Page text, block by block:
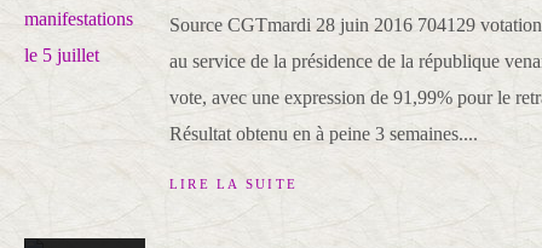
Source CGTmardi 28 juin 2016 704129
au service de la présidence de la république
vote, avec une expression de 91,99% pour le
Résultat obtenu en à peine 3 semaines....
LIRE LA SUITE